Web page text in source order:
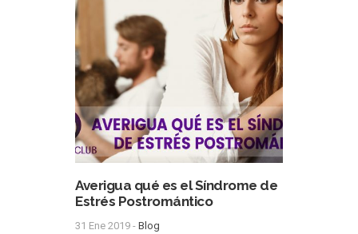
Averigua qué es el Síndrome de
Estrés Postromántico
31 Ene 2019 - Blog